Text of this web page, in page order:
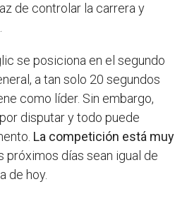
de controlar la carrera y
se posiciona en el segundo
a tan solo 20 segundos
como líder. Sin embargo,
disputar y todo puede
La competición está muy
próximos días sean igual de
de hoy.